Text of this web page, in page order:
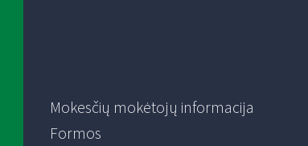
Mokesčių mokėtojų informacija
Formos